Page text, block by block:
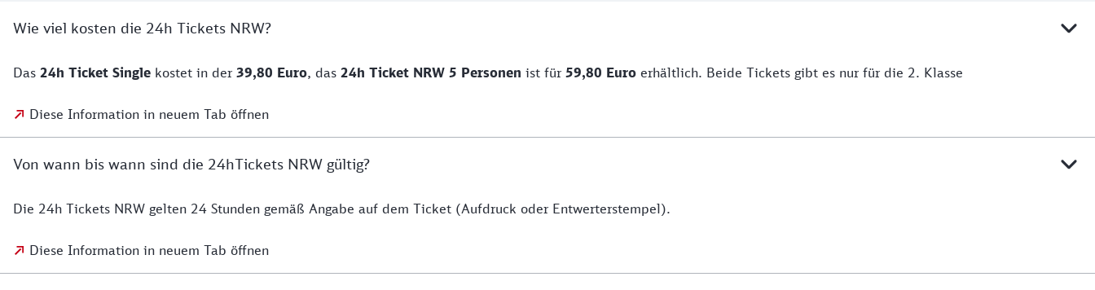
Wie viel kosten die 24h Tickets NRW?
Das 24h Ticket Single kostet in der 39,80 Euro, das 24h Ticket NRW 5 Personen ist für 59,80 Euro erhältlich. Beide Tickets gibt es nur für die 2. Klasse
Diese Information in neuem Tab öffnen
Von wann bis wann sind die 24hTickets NRW gültig?
Die 24h Tickets NRW gelten 24 Stunden gemäß Angabe auf dem Ticket (Aufdruck oder Entwerterstempel).
Diese Information in neuem Tab öffnen